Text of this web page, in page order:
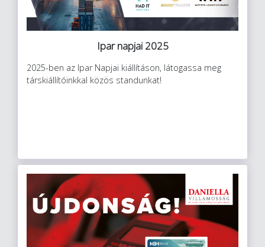
Ipar napjai 2025
2025-ben az Ipar Napjai kiállításon, látogassa meg
társkiállítóinkkal közös standunkat!